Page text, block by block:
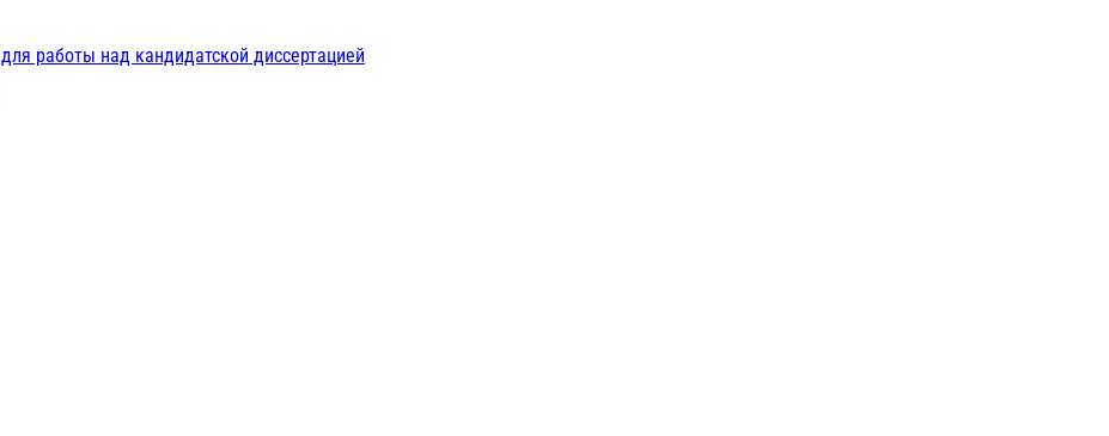
работы над кандидатской диссертацией